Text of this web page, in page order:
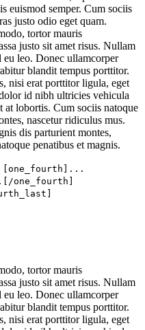
euismod semper. Cum sociis
justo odio eget quam.
tortor mauris
justo sit amet risus. Nullam
eu leo. Donec ullamcorper
blandit tempus porttitor.
nisi erat porttitor ligula, eget
id nibh ultricies vehicula
at lobortis. Cum sociis natoque
nascetur ridiculus mus.
dis parturient montes,
penatibus et magnis.
[one_fourth]...
one_fourth]
tortor mauris
justo sit amet risus. Nullam
eu leo. Donec ullamcorper
blandit tempus porttitor.
nisi erat porttitor ligula, eget